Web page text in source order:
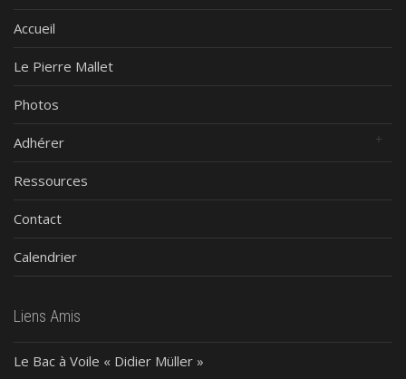
Accueil
Le Pierre Mallet
Photos
Adhérer
Ressources
Contact
Calendrier
Liens Amis
Le Bac à Voile « Didier Müller »